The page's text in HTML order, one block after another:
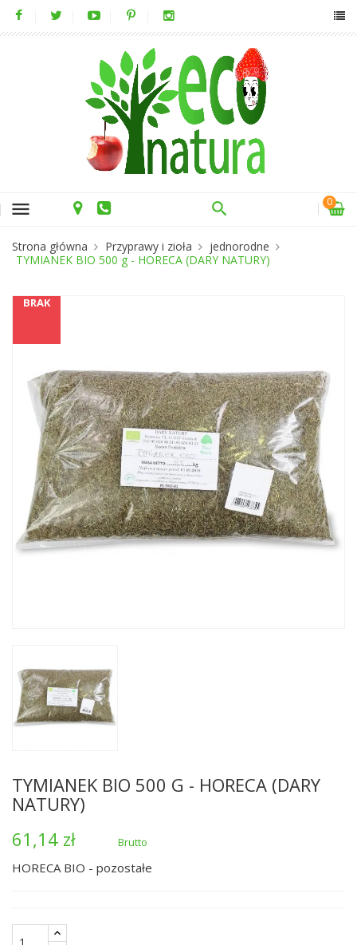
menu 0
Strona główna Przyprawy i zioła
jednorodne
TYMIANEK BIO 500 g - HORECA (DARY NATURY)
BRAK
TYMIANEK BIO 500 G - HORECA (DARY
NATURY)
61,14 zł
Brutto
HORECA BIO - pozostałe